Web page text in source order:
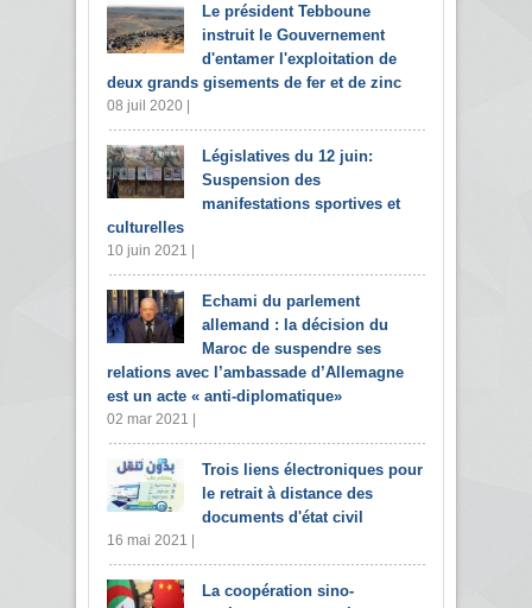
Le président Tebboune
instruit le Gouvernement
d'entamer l'exploitation de
deux grands gisements de fer et de zinc
08 juil 2020 |
Législatives du 12 juin:
Suspension des
manifestations sportives et
culturelles
10 juin 2021 |
Echami du parlement
allemand : la décision du
Maroc de suspendre ses
relations avec l’ambassade d’Allemagne
est un acte « anti-diplomatique»
02 mar 2021 |
Trois liens électroniques pour
le retrait à distance des
documents d'état civil
16 mai 2021 |
La coopération sino-